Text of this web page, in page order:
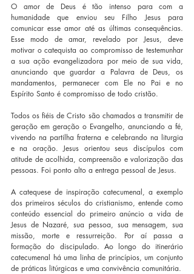
O amor de Deus é tão intenso para com a
humanidade que enviou seu Filho Jesus para
comunicar esse amor até as últimas consequências.
Esse modo de amar, revelado por Jesus, deve
motivar o catequista ao compromisso de testemunhar
a sua ação evangelizadora por meio de sua vida,
anunciando que guardar a Palavra de Deus, os
mandamentos, permanecer com Ele no Pai e no
Espírito Santo é compromisso de todo cristão.
Todos os fiéis de Cristo são chamados a transmitir de
geração em geração o Evangelho, anunciando a fé,
vivendo na partilha fraterna e celebrando na liturgia
e na oração. Jesus orientou seus discípulos com
atitude de acolhida, compreensão e valorização das
pessoas. Foi ponto alto a entrega pessoal de Jesus.
A catequese de inspiração catecumenal, a exemplo
dos primeiros séculos do cristianismo, entende como
conteúdo essencial do primeiro anúncio a vida de
Jesus de Nazaré, sua pessoa, sua mensagem, sua
missão, morte e ressurreição. Por aí passa a
formação do discipulado. Ao longo do itinerário
catecumenal há uma linha de princípios, um conjunto
de práticas litúrgicas e uma convivência comunitária.